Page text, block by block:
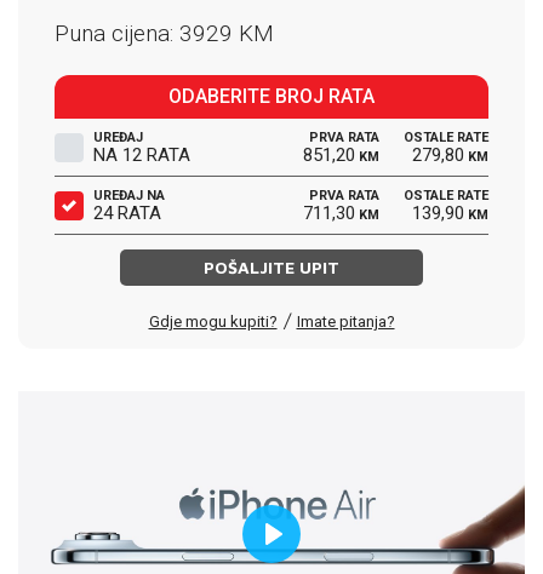
Puna cijena: 3929 KM
ODABERITE BROJ RATA
UREĐAJ
NA 12 RATA
PRVA RATA
851,20 KM
OSTALE RATE
279,80 KM
UREĐAJ NA
24 RATA
PRVA RATA
711,30 KM
OSTALE RATE
139,90 KM
POŠALJITE UPIT
Gdje mogu kupiti? / Imate pitanja?
Play